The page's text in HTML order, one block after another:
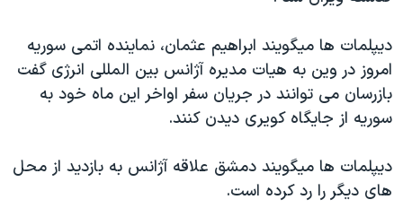
صفحه‌های ویژه
سفر پرزیدنت ترامپ به چین
ديپلمات ها ميگويند ابراهيم عثمان، نماينده اتمی سوريه
امروز در وين به هيات مديره آژانس بين المللی انرژی گفت
بازرسان می توانند در جريان سفر اواخر اين ماه خود به
سوريه از جايگاه کويری ديدن کنند.
ديپلمات ها ميگويند دمشق علاقه آژانس به بازديد از محل
های ديگر را رد کرده است.